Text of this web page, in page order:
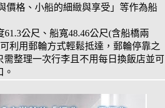
價格、小船的細緻與享受」等作為船
公尺、船寬48.46公尺(含船橋兩
利用郵輪方式輕鬆抵達，郵輪停靠之
整理一次行李且不用每日換飯店並可